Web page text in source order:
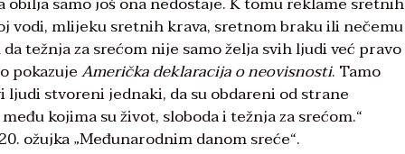
vodi, mlijeku sretnih krava, sretnom braku ili nečemu
težnja za srećom nije samo želja svih ljudi već pravo
pokazujeAmerička deklaracija o neovisnosti. Tamo
ljudi stvoreni jednaki, da su obdareni od strane
kojima su život, sloboda i težnja za srećom.“
ožujka „Međunarodnim danom sreće“.